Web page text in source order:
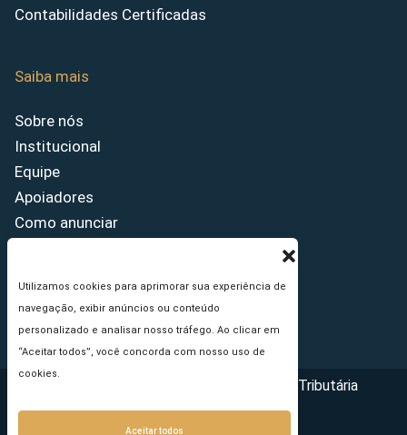
Utilizamos cookies para aprimorar sua experiência de
navegação, exibir anúncios ou conteúdo
personalizado e analisar nosso tráfego. Ao clicar em
“Aceitar todos”, você concorda com nosso uso de
cookies.
Aceitar todos
Contabilidades Certificadas
Saiba mais
Sobre nós
Institucional
Equipe
Apoiadores
Como anunciar
Princípios Editoriais
Copyright © 2026 - Portal da Reforma Tributária